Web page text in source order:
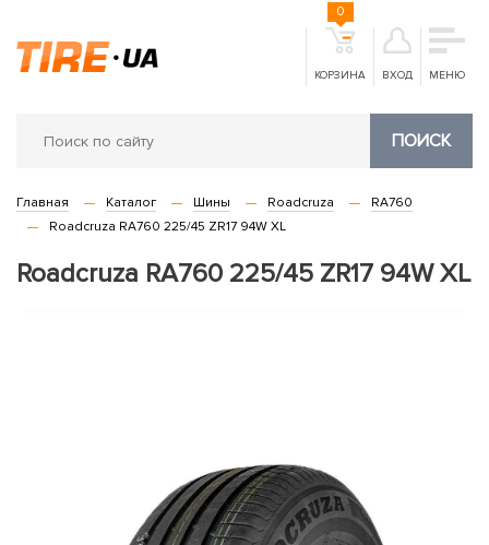
КОРЗИНА
0
ВХОД МЕНЮ
ПОИСК
Главная Каталог Шины Roadcruza
RA760
Roadcruza RA760 225/45 ZR17 94W XL
Roadcruza RA760 225/45 ZR17 94W XL